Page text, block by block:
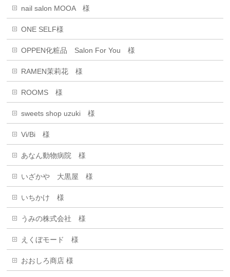
nail salon MOOA 様
ONE SELF様
OPPEN化粧品 Salon For You 様
RAMEN茉莉花 様
ROOMS 様
sweets shop uzuki 様
Vi/Bi 様
あなん動物病院 様
いざかや 大黒屋 様
いちかけ 様
うみの株式会社 様
えくぼモード 様
おおしろ商店 様